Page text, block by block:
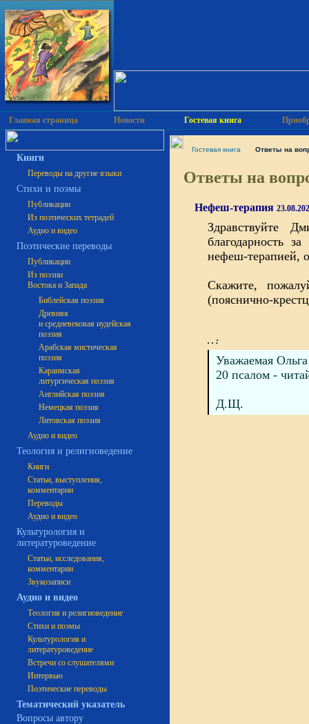
Главная страница Новости Гостевая книга
Книги
Переводы на другие языки
Cтихи и поэмы
Публикации
Из поэтических тетрадей
Аудио и видео
Поэтические переводы
Публикации
Из поэзии
Востока и Запада
Библейская поэзия
Древняя
и средневековая иудейская
поэзия
Арабская мистическая
поэзия
Караимская
литургическая поэзия
Английская поэзия
Немецкая поэзия
Литовская поэзия
Аудио и видео
Теология и религиоведение
Книги
Статьи, выступления,
комментарии
Переводы
Аудио и видео
Культурология и
литературоведение
Статьи, исследования,
комментарии
Звукозаписи
Аудио и видео
Теология и религиоведение
Стихи и поэмы
Культурология и
литературоведение
Встречи со слушателями
Интервью
Поэтические переводы
Тематический указатель
Вопросы автору
Гостевая книга Ответы на
Ответы на
Нефеш-терапия
Здравствуйте
благодарность
нефеш-терапией,
Скажите,
(пояснично-
. . :
Уважаемая
20 псалом -
Д.Щ.